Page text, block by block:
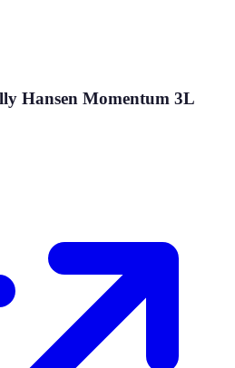
Hansen Momentum 3L